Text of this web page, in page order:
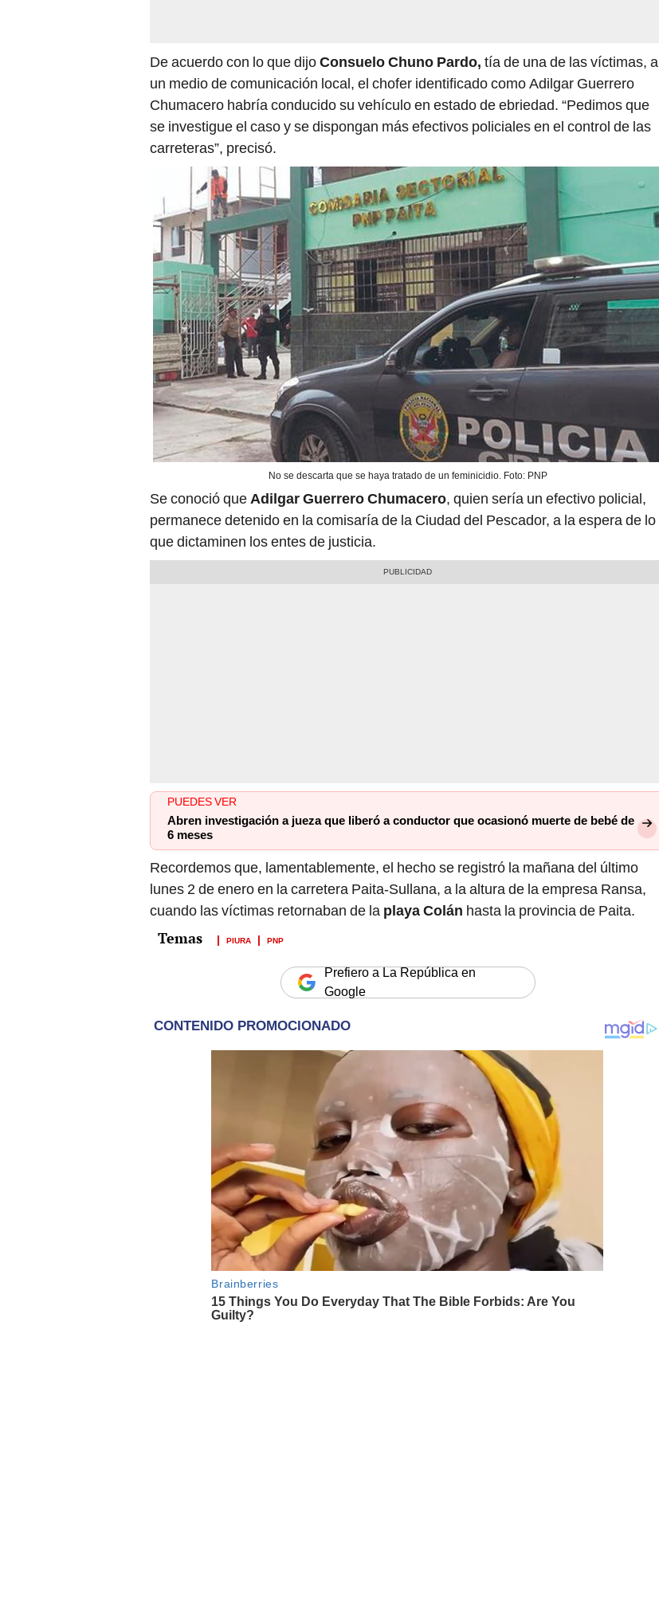
De acuerdo con lo que dijoConsuelo Chuno Pardo, tía de una de las víctimas, a
un medio de comunicación local, el chofer identificado como Adilgar Guerrero
Chumacero habría conducido su vehículo en estado de ebriedad. “Pedimos que
se investigue el caso y se dispongan más efectivos policiales en el control de las
carreteras”, precisó.
No se descarta que se haya tratado de un feminicidio. Foto: PNP
Se conoció queAdilgar Guerrero Chumacero, quien sería un efectivo policial,
permanece detenido en la comisaría de la Ciudad del Pescador, a la espera de lo
que dictaminen los entes de justicia.
PUEDES VER
Abren investigación a jueza que liberó a conductor que ocasionó muerte de bebé de
6 meses
Recordemos que, lamentablemente, el hecho se registró la mañana del último
lunes 2 de enero en la carretera Paita-Sullana, a la altura de la empresa Ransa,
cuando las víctimas retornaban de la playa Colán hasta la provincia de Paita.
PIURA PNP
Prefiero a La República en
Google